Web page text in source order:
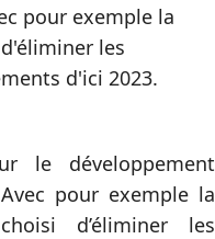
pour exemple la
les
d'ici 2023.
le développement
pour exemple la
d’éliminer les